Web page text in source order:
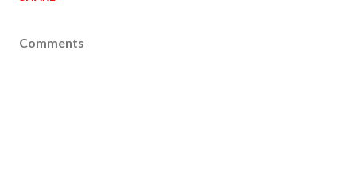
Comments